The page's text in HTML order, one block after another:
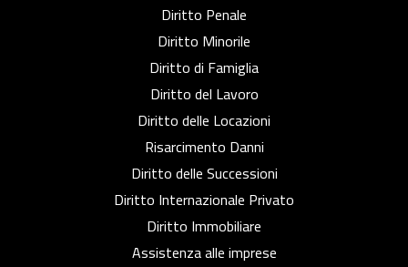
Diritto Penale
Diritto Minorile
Diritto di Famiglia
Diritto del Lavoro
Diritto delle Locazioni
Risarcimento Danni
Diritto delle Successioni
Diritto Internazionale Privato
Diritto Immobiliare
Assistenza alle imprese